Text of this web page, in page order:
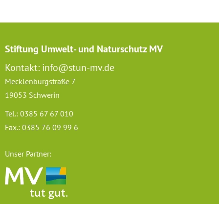
Stiftung Umwelt- und Naturschutz MV
Kontakt: info@stun-mv.de
Mecklenburgstraße 7
19053 Schwerin
Tel.: 0385 67 67 010
Fax.: 0385 76 09 99 6
Unser Partner: